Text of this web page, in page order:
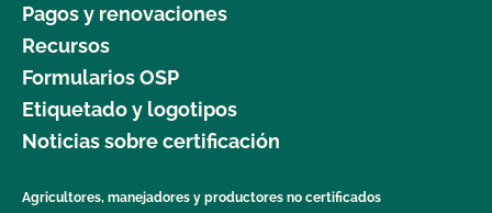
Pagos y renovaciones
Recursos
Formularios OSP
Etiquetado y logotipos
Noticias sobre certificación
Agricultores, manejadores y productores no certificados